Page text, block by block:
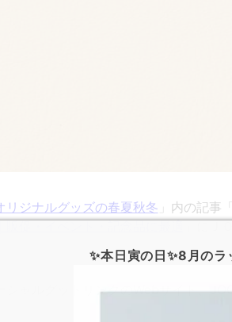
リジナルグッズの春夏秋冬 」内の記事「
促・イベント・記念品に最適
ャルグットリンクのWebサイト、
✨本日寅の日✨8月の